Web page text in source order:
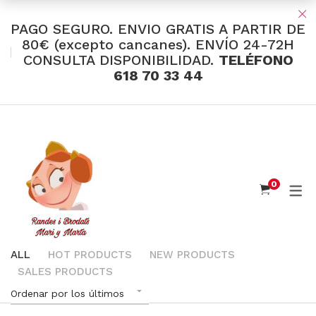
TIENDA Y OFERTAS
Santos Textil
Eusebio Sánchez
Flor de Azahar
Cintas
Muselina Inglesa
PAGO SEGURO. ENVIO GRATIS A PARTIR DE
80€ (excepto cancanes). ENVÍO 24-72H
CONSULTA DISPONIBILIDAD. TELÉFONO
618 70 33 44
0
ALL HOT PRODUCTS
NEW PRODUCTS
SALES PRODUCTS
Ordenar por los últimos